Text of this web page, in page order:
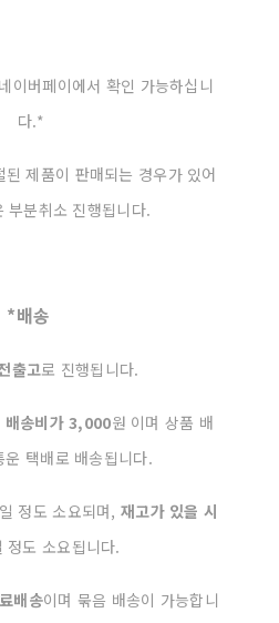
이버페이에서 확인 가능하십니
다.*
제품이 판매되는 경우가 있어
부분취소 진행됩니다.
*배송
출고로 진행됩니다.
배송비가 3,000원 이며 상품 배
운 택배로 배송됩니다.
정도 소요되며,재고가 있을 시
정도 소요됩니다.
배송이며 묶음 배송이 가능합니